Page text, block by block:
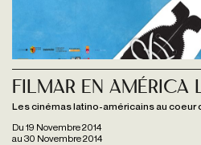
Du 19 Novembre 2014
au 30 Novembre 2014
Filmar En América
Les cinémas latino-américains au coeur